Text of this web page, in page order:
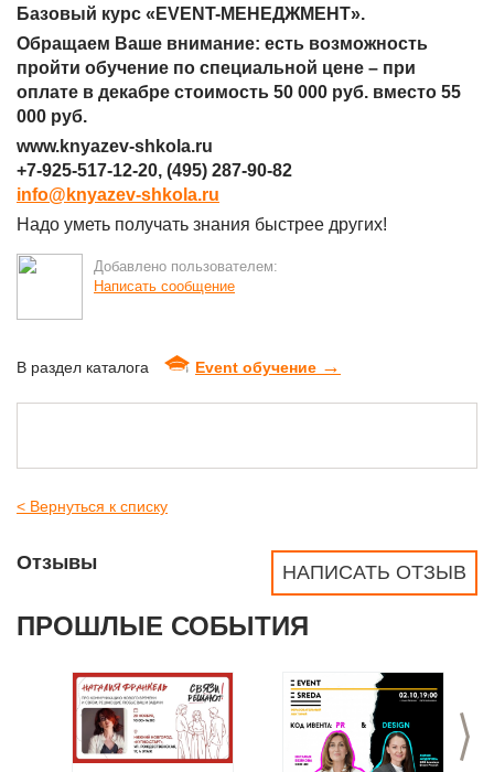
Базовый курс «EVENT-МЕНЕДЖМЕНТ».
Обращаем Ваше внимание: есть возможность
пройти обучение по специальной цене – при
оплате в декабре стоимость 50 000 руб. вместо 55
000 руб.
www.knyazev-shkola.ru
+7-925-517-12-20, (495) 287-90-82
info@knyazev-shkola.ru
Надо уметь получать знания быстрее других!
Добавлено пользователем:
Написать сообщение
В раздел каталога Event обучение →
< Вернуться к списку
НАПИСАТЬ ОТЗЫВ
Отзывы
ПРОШЛЫЕ СОБЫТИЯ
>